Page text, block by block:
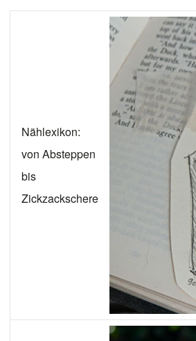
Nählexikon:
von Absteppen
bis
Zickzackschere